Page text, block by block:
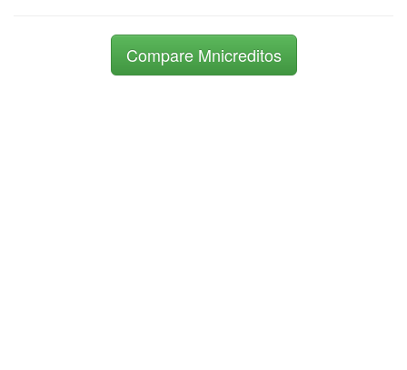
Compare Mnicreditos